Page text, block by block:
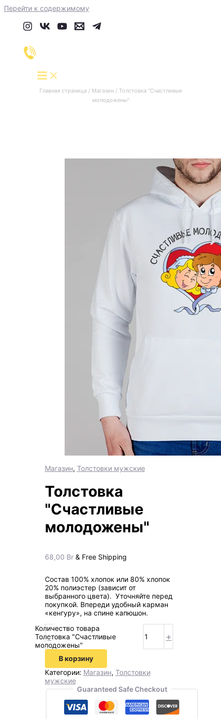
Перейти к содержимому
Главная страница/ Магазин/ Толстовка "Счастливые
молодожены"
Магазин, Толстовки мужские
Толстовка
"Счастливые
молодожены"
68,00 Br & Free Shipping
Состав 100% хлопок или 80% хлопок
20% полиэстер (зависит от
выбранного цвета). Уточняйте перед
покупкой. Впереди удобный карман
«кенгуру», на спине капюшон.
-
Количество товара
Толстовка "Счастливые
молодожены"
+
В корзину
Категории: Магазин, Толстовки
мужские
Guaranteed Safe Checkout